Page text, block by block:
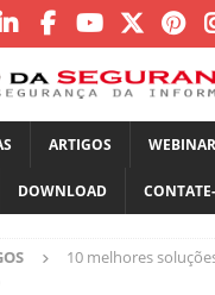
ARTIGOS WEBINAR
DOWNLOAD
10 melhores